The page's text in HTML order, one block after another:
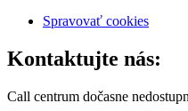
Spravovať cookies
Kontaktujte nás:
Call centrum dočasne